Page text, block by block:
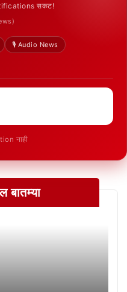
सकट!
🎙️ Audio News
नाही
बातम्या